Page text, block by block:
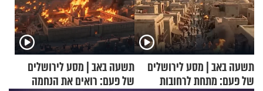
תשעה באב | מסע לירושלים
של פעם: מתחת לרחובות
תשעה באב | מסע לירושלים
של פעם: רואים את הנחמה